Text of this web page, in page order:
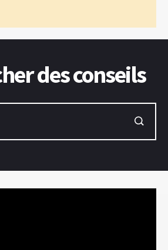
des conseils